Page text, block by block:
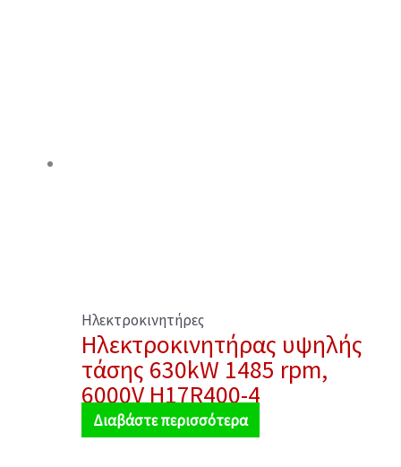
Ηλεκτροκινητήρες
Ηλεκτροκινητήρας υψηλής
τάσης 630kW 1485 rpm,
6000V H17R400-4
Διαβάστε περισσότερα